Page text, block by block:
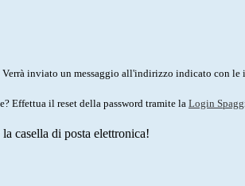
Verrà inviato un messaggio all'indirizzo indicato con le
Effettua il reset della password tramite la Login
casella di posta elettronica!